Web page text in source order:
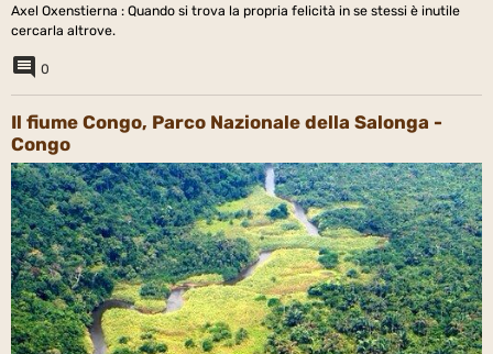
Axel Oxenstierna : Quando si trova la propria felicità in se stessi è inutile
cercarla altrove.
0
Il fiume Congo, Parco Nazionale della Salonga -
Congo